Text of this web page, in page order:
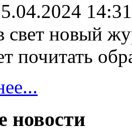
14:31
новый
почитать
новости